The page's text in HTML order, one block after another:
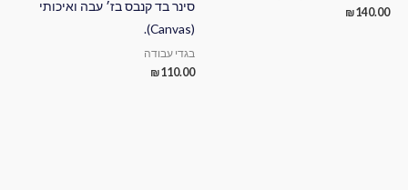
₪140.00
סינר בד קנבס בז׳ עבה ואיכותי
(Canvas).
בגדי עבודה
₪110.00